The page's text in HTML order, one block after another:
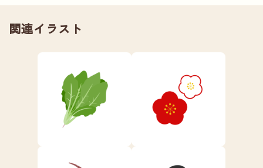
関連イラスト